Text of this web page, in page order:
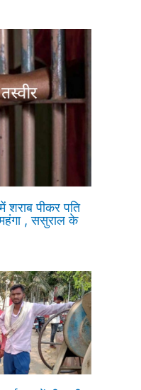
पीकर पति
, ससुराल के